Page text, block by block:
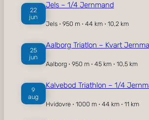
22
jun
Jels – 1/4 Jernmand
Jels ⋅ 950 m ⋅ 44 km ⋅ 10,2 km
25
jun
Aalborg Triatlon – Kvart
Aalborg ⋅ 950 m ⋅ 45 km ⋅ 10,5 km
9
aug
Kalvebod Triathlon – 1/4
Hvidovre ⋅ 1000 m ⋅ 44 km ⋅ 11 km